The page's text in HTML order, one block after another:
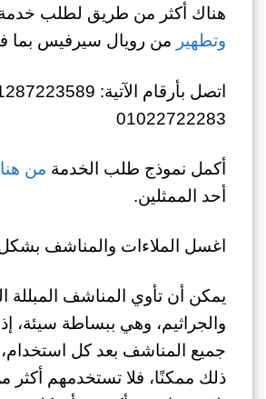
هناك أكثر من طريق لطلب
وتطهير من رويال سيرفيس بما
01022722283
أكمل نموذج طلب الخدمة من هنا
أحد الممثلين.
اغسل الملاءات والمناشف
يمكن أن تأوي المناشف المبللة
والجراثيم، وهي ببساطة سيئة،
جميع المناشف بعد كل استخدام،
ذلك ممكنًا، فلا تستخدمهم أكثر